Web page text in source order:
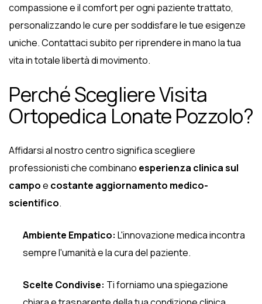
compassione e il comfort per ogni paziente trattato,
personalizzando le cure per soddisfare le tue esigenze
uniche. Contattaci subito per riprendere in mano la tua
vita in totale libertà di movimento.
Perché Scegliere Visita
Ortopedica Lonate Pozzolo?
Affidarsi al nostro centro significa scegliere
professionisti che combinano esperienza clinica sul
campoe costante aggiornamento medico-
scientifico.
Ambiente Empatico: L'innovazione medica incontra
sempre l'umanità e la cura del paziente.
Scelte Condivise: Ti forniamo una spiegazione